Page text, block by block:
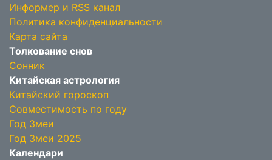
Информер и RSS канал
Политика конфиденциальности
Карта сайта
Толкование снов
Сонник
Китайская астрология
Китайский гороскоп
Совместимость по году
Год Змеи
Год Змеи 2025
Календари